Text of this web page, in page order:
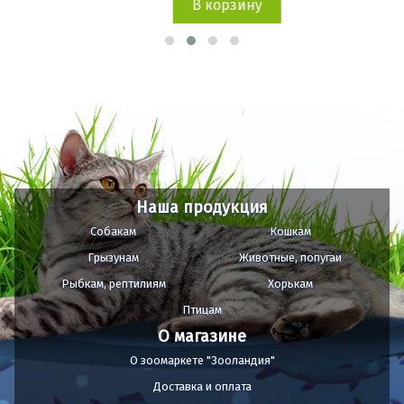
В корзину
Наша продукция
Собакам
Кошкам
Грызунам
Животные, попугаи
Рыбкам, рептилиям
Хорькам
Птицам
О магазине
О зоомаркете "Зооландия"
Доставка и оплата